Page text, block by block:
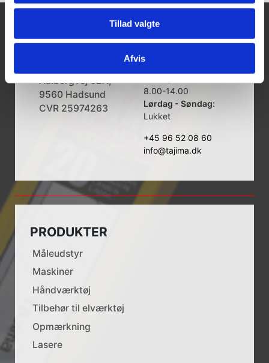
Tillad valgte
Afvis
Tajima Trading
Aalborgvej 62A,
9560 Hadsund
CVR 25974263
Åbningstider
8.00-14.00
Lørdag - Søndag:
Lukket
+45 96 52 08 60
info@tajima.dk
PRODUKTER
Måleudstyr
Maskiner
Håndværktøj
Tilbehør til elværktøj
Opmærkning
Lasere